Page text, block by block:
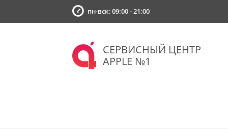
пн-вск: 09:00 - 21:00
СЕРВИСНЫЙ ЦЕНТР
APPLE №1